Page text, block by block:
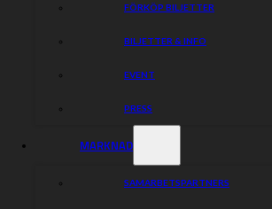
FÖRKÖP BILJETTER
BILJETTER & INFO
EVENT
PRESS
MARKNAD
SAMARBETSPARTNERS